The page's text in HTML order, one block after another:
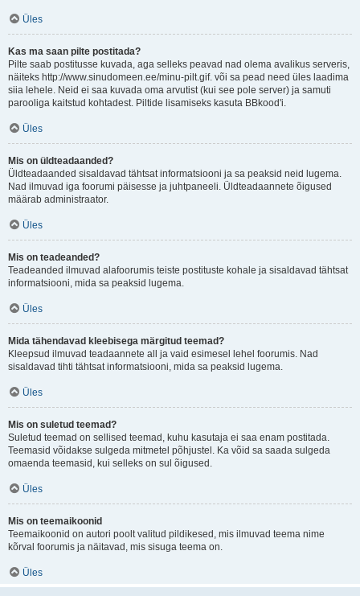
Üles
Kas ma saan pilte postitada?
Pilte saab postitusse kuvada, aga selleks peavad nad olema avalikus serveris,
näiteks http://www.sinudomeen.ee/minu-pilt.gif. või sa pead need üles laadima
siia lehele. Neid ei saa kuvada oma arvutist (kui see pole server) ja samuti
parooliga kaitstud kohtadest. Piltide lisamiseks kasuta BBkood'i.
Üles
Mis on üldteadaanded?
Üldteadaanded sisaldavad tähtsat informatsiooni ja sa peaksid neid lugema.
Nad ilmuvad iga foorumi päisesse ja juhtpaneeli. Üldteadaannete õigused
määrab administraator.
Üles
Mis on teadeanded?
Teadeanded ilmuvad alafoorumis teiste postituste kohale ja sisaldavad tähtsat
informatsiooni, mida sa peaksid lugema.
Üles
Mida tähendavad kleebisega märgitud teemad?
Kleepsud ilmuvad teadaannete all ja vaid esimesel lehel foorumis. Nad
sisaldavad tihti tähtsat informatsiooni, mida sa peaksid lugema.
Üles
Mis on suletud teemad?
Suletud teemad on sellised teemad, kuhu kasutaja ei saa enam postitada.
Teemasid võidakse sulgeda mitmetel põhjustel. Ka võid sa saada sulgeda
omaenda teemasid, kui selleks on sul õigused.
Üles
Mis on teemaikoonid
Teemaikoonid on autori poolt valitud pildikesed, mis ilmuvad teema nime
kõrval foorumis ja näitavad, mis sisuga teema on.
Üles